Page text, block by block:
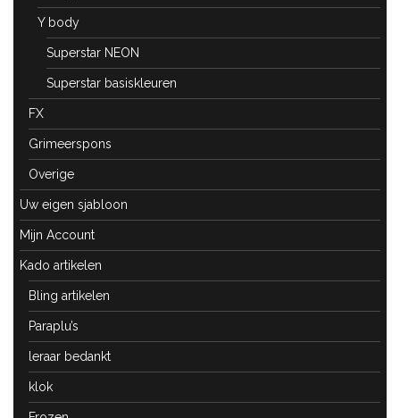
Y body
Superstar NEON
Superstar basiskleuren
FX
Grimeerspons
Overige
Uw eigen sjabloon
Mijn Account
Kado artikelen
Bling artikelen
Paraplu’s
leraar bedankt
klok